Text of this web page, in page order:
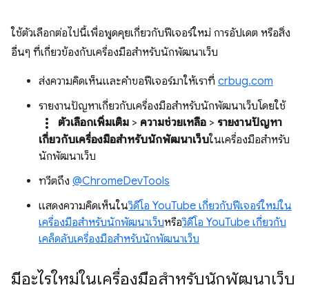
ใช้ตัวเลือกต่อไปนี้เพื่อพูดคุยเกี่ยวกับฟีเจอร์ใหม่ การอัปเดต หรือสิ่ง
อื่นๆ ที่เกี่ยวข้องกับเครื่องมือสำหรับนักพัฒนาเว็บ
ส่งความคิดเห็นและคำขอฟีเจอร์มาให้เราที่ crbug.com
รายงานปัญหาเกี่ยวกับเครื่องมือสำหรับนักพัฒนาเว็บโดยใช้
more_vert ตัวเลือกเพิ่มเติม > ความช่วยเหลือ > รายงานปัญหา
เกี่ยวกับเครื่องมือสำหรับนักพัฒนาเว็บในเครื่องมือสำหรับ
นักพัฒนาเว็บ
ทวีตถึง @ChromeDevTools
แสดงความคิดเห็นในวิดีโอ YouTube เกี่ยวกับฟีเจอร์ใหม่ใน
เครื่องมือสำหรับนักพัฒนาเว็บหรือวิดีโอ YouTube เกี่ยวกับ
เคล็ดลับเครื่องมือสำหรับนักพัฒนาเว็บ
มีอะไรใหม่ในเครื่องมือสำหรับนักพัฒนาเว็บ